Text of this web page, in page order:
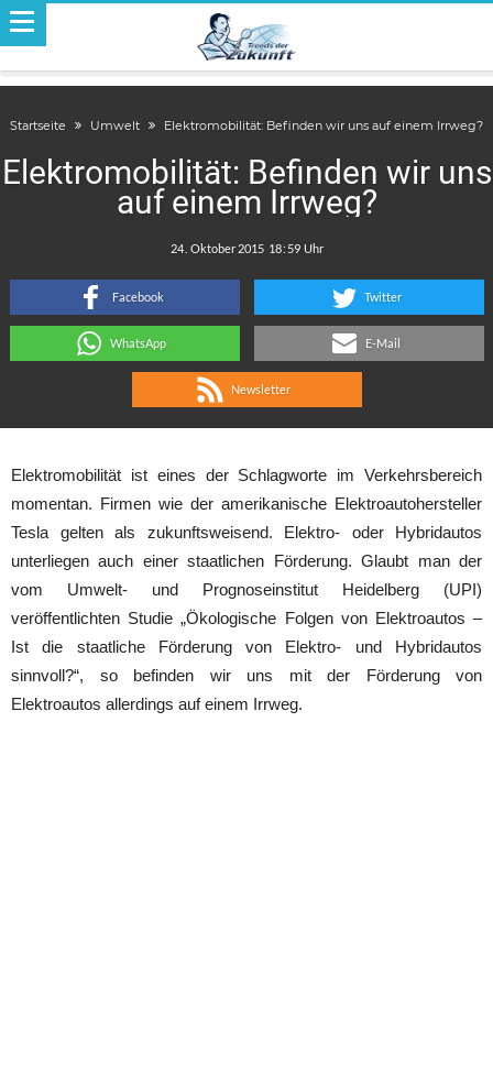
Startseite Umwelt Elektromobilität: Befinden wir uns auf einem Irrweg?
Elektromobilität: Befinden wir uns
auf einem Irrweg?
:
Facebook Twitter
WhatsApp E-Mail
Newsletter
Elektromobilität ist eines der Schlagworte im Verkehrsbereich
momentan. Firmen wie der amerikanische Elektroautohersteller
Tesla gelten als zukunftsweisend. Elektro- oder Hybridautos
unterliegen auch einer staatlichen Förderung. Glaubt man der
vom Umwelt- und Prognoseinstitut Heidelberg (UPI)
veröffentlichten Studie „Ökologische Folgen von Elektroautos –
Ist die staatliche Förderung von Elektro- und Hybridautos
sinnvoll?“, so befinden wir uns mit der Förderung von
Elektroautos allerdings auf einem Irrweg.